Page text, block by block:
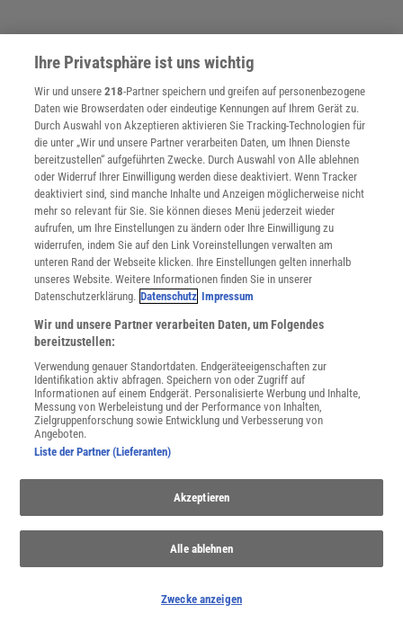
PARTNERINHALTE
NACH OBEN
Für Sie im Spektrum-Shop und am Kiosk:
Ihre Privatsphäre ist uns wichtig
Wir und unsere218-Partner speichern und greifen auf personenbezogene
Daten wie Browserdaten oder eindeutige Kennungen auf Ihrem Gerät zu.
Durch Auswahl von Akzeptieren aktivieren Sie Tracking-Technologien für
die unter „Wir und unsere Partner verarbeiten Daten, um Ihnen Dienste
bereitzustellen“ aufgeführten Zwecke. Durch Auswahl von Alle ablehnen
oder Widerruf Ihrer Einwilligung werden diese deaktiviert. Wenn Tracker
deaktiviert sind, sind manche Inhalte und Anzeigen möglicherweise nicht
mehr so relevant für Sie. Sie können dieses Menü jederzeit wieder
aufrufen, um Ihre Einstellungen zu ändern oder Ihre Einwilligung zu
widerrufen, indem Sie auf den Link Voreinstellungen verwalten am
unteren Rand der Webseite klicken. Ihre Einstellungen gelten innerhalb
unseres Website. Weitere Informationen finden Sie in unserer
Datenschutzerklärung. Datenschutz Impressum
Wir und unsere Partner verarbeiten Daten, um Folgendes
bereitzustellen:
Verwendung genauer Standortdaten. Endgeräteeigenschaften zur
Identifikation aktiv abfragen. Speichern von oder Zugriff auf
Informationen auf einem Endgerät. Personalisierte Werbung und Inhalte,
Messung von Werbeleistung und der Performance von Inhalten,
Zielgruppenforschung sowie Entwicklung und Verbesserung von
Angeboten.
Liste der Partner (Lieferanten)
Akzeptieren
Alle ablehnen
Zwecke anzeigen